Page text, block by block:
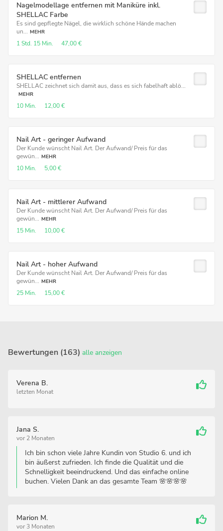
Nagelmodellage entfernen mit Maniküre inkl.
SHELLAC Farbe
Es sind gepflegte Nägel, die wirklich schöne Hände machen
un... MEHR
1 Std. 15 Min. 47,00 €
SHELLAC entfernen
SHELLAC zeichnet sich damit aus, dass es sich fabelhaft ablö...
MEHR
10 Min. 12,00 €
Nail Art - geringer Aufwand
Der Kunde wünscht Nail Art. Der Aufwand/ Preis für das
gewün... MEHR
10 Min. 5,00 €
Nail Art - mittlerer Aufwand
Der Kunde wünscht Nail Art. Der Aufwand/ Preis für das
gewün... MEHR
15 Min. 10,00 €
Nail Art - hoher Aufwand
Der Kunde wünscht Nail Art. Der Aufwand/ Preis für das
gewün... MEHR
25 Min. 15,00 €
Bewertungen (163) alle anzeigen
Verena B.
letzten Monat
Jana S.
vor 2 Monaten
Ich bin schon viele Jahre Kundin von Studio 6. und ich
bin äußerst zufrieden. Ich finde die Qualität und die
Schnelligkeit beeindruckend. Und das einfache online
buchen. Vielen Dank an das gesamte Team 🌸🌸🌸🌸
Marion M.
vor 3 Monaten